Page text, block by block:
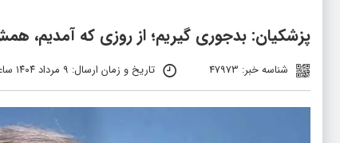
پزشکیان: بدجوری گیریم؛ از روزی که آمدیم،
شناسه خبر: 47973 تاریخ و زمان ارسال: ۹ مرداد ۱۴۰۴ ساعت ۱۸:۲۳